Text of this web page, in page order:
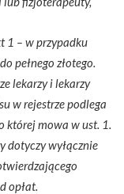
1 – w przypadku
pełnego złotego.
lekarzy i lekarzy
w rejestrze podlega
której mowa w ust. 1.
dotyczy wyłącznie
opłat.